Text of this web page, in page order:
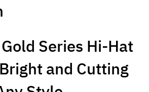
Series Hi-Hat
and Cutting